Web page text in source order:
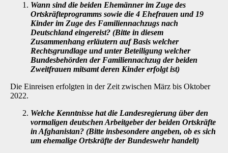
Wann sind die beiden Ehemänner im Zuge des
Ortskräfteprogramms sowie die 4 Ehefrauen und 19
Kinder im Zuge des Familiennachzugs nach
Deutschland eingereist? (Bitte in diesem
Zusammenhang erläutern auf Basis welcher
Rechtsgrund­lage und unter Beteiligung welcher
Bundesbehörden der Familiennachzug der beiden
Zweitfrauen mitsamt deren Kinder erfolgt ist)
Die Einreisen erfolgten in der Zeit zwischen März bis Oktober
2022.
Welche Kenntnisse hat die Landesregierung über den
vormaligen deutschen Arbeitgeber der beiden Ortskräfte
in Afghanistan? (Bitte insbesondere ange­ben, ob es sich
um ehemalige Ortskräfte der Bundeswehr handelt)